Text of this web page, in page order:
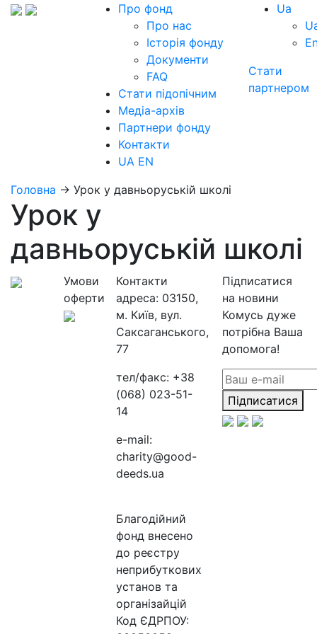
Про фонд
Про нас
Історія фонду
Документи
FAQ
Стати підопічним
Медіа-архів
Партнери фонду
Контакти
UA EN
Ua
Стати
партнером
Головна → Урок у давньоруській школі
Урок у
давньоруській школі
Умови
оферти
Контакти
адреса: 03150,
м. Київ, вул.
Саксаганського,
77
тел/факс: +38
(068) 023-51-
14
e-mail:
charity@good-
deeds.ua
Благодійний
фонд внесено
до реєстру
неприбуткових
установ та
організайцій
Код ЄДРПОУ:
Підписатися
на новини
Комусь дуже
потрібна Ваша
допомога!
Підписатися